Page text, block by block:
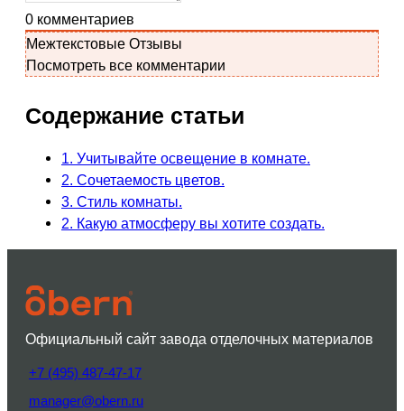
0 комментариев
Межтекстовые Отзывы
Посмотреть все комментарии
Содержание статьи
1. Учитывайте освещение в комнате.
2. Сочетаемость цветов.
3. Стиль комнаты.
2. Какую атмосферу вы хотите создать.
Официальный сайт завода отделочных материалов
+7 (495) 487-47-17
manager@obern.ru